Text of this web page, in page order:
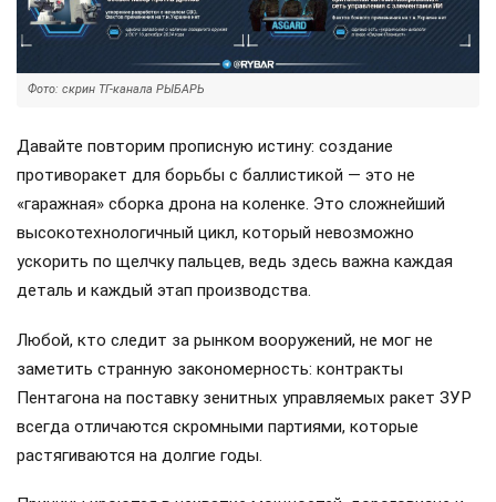
Фото: скрин ТГ-канала РЫБАРЬ
Давайте повторим прописную истину: создание
противоракет для борьбы с баллистикой — это не
«гаражная» сборка дрона на коленке. Это сложнейший
высокотехнологичный цикл, который невозможно
ускорить по щелчку пальцев, ведь здесь важна каждая
деталь и каждый этап производства.
Любой, кто следит за рынком вооружений, не мог не
заметить странную закономерность: контракты
Пентагона на поставку зенитных управляемых ракет ЗУР
всегда отличаются скромными партиями, которые
растягиваются на долгие годы.